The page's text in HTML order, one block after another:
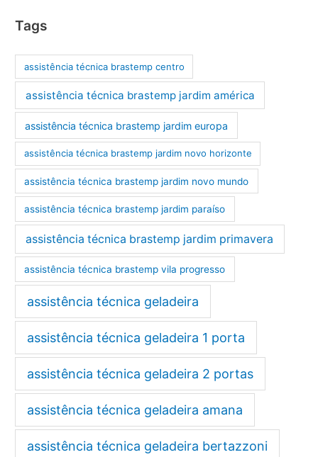
Tags
assistência técnica brastemp centro
assistência técnica brastemp jardim américa
assistência técnica brastemp jardim europa
assistência técnica brastemp jardim novo horizonte
assistência técnica brastemp jardim novo mundo
assistência técnica brastemp jardim paraíso
assistência técnica brastemp jardim primavera
assistência técnica brastemp vila progresso
assistência técnica geladeira
assistência técnica geladeira 1 porta
assistência técnica geladeira 2 portas
assistência técnica geladeira amana
assistência técnica geladeira bertazzoni